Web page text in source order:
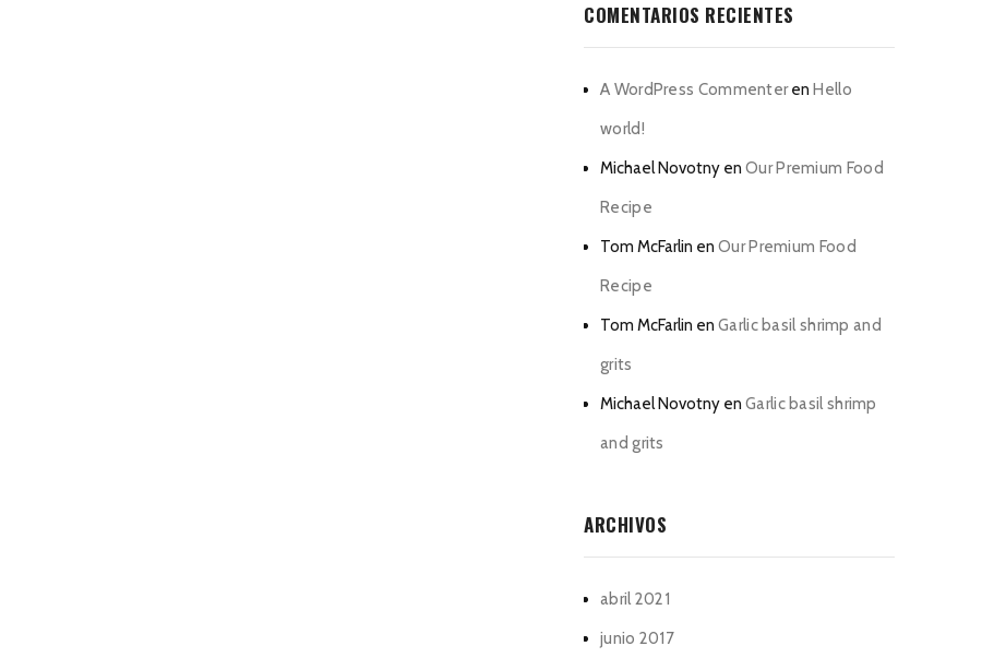
COMENTARIOS RECIENTES
A WordPress CommenterenHello
world!
Michael Novotny en Our Premium Food
Recipe
Tom McFarlin en Our Premium Food
Recipe
Tom McFarlin en Garlic basil shrimp and
grits
Michael Novotny en Garlic basil shrimp
and grits
ARCHIVOS
abril 2021
junio 2017